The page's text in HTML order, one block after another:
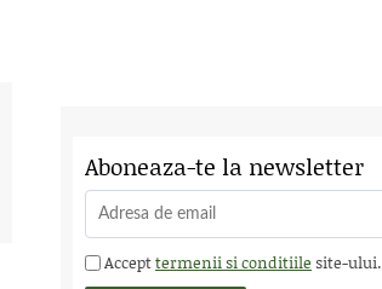
Aboneaza-te la newsletter
Accepttermenii si conditiile site-ului.